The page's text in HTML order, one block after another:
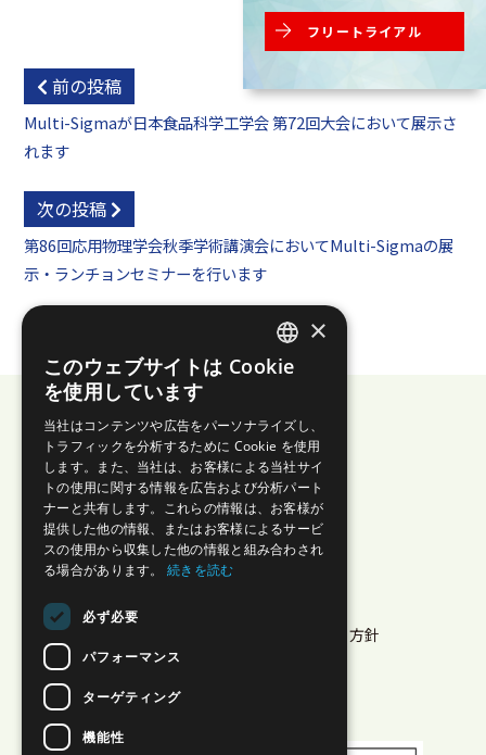
前の投稿
Multi-Sigmaが日本食品科学工学会 第72回大会において展示さ
れます
次の投稿
第86回応用物理学会秋季学術講演会においてMulti-Sigmaの展
示・ランチョンセミナーを行います
株式会社エイゾス
プライバシーポリシー
セキュリティ
特商法に基づく表示
クラウドサービス情報セキュリティ方針
Multi-Sigma® 利用規約
フリートライアル
JAPANESE
×
このウェブサイトは Cookie
を使用しています
当社はコンテンツや広告をパーソナライズし、
トラフィックを分析するために Cookie を使用
します。また、当社は、お客様による当社サイ
トの使用に関する情報を広告および分析パート
ナーと共有します。これらの情報は、お客様が
提供した他の情報、またはお客様によるサービ
スの使用から収集した他の情報と組み合わされ
る場合があります。続きを読む
必ず必要
パフォーマンス
ターゲティング
機能性